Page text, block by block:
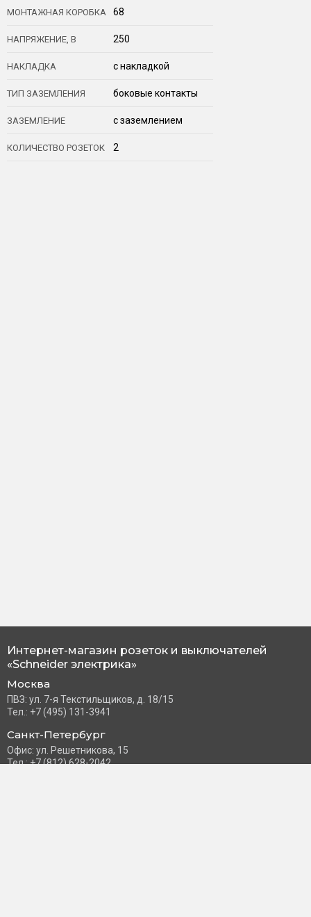
МОНТАЖНАЯ КОРОБКА 68
НАПРЯЖЕНИЕ, В 250
НАКЛАДКА с накладкой
ТИП ЗАЗЕМЛЕНИЯ боковые контакты
ЗАЗЕМЛЕНИЕ с заземлением
КОЛИЧЕСТВО РОЗЕТОК 2
Интернет-магазин розеток и выключателей
«Schneider электрика»
Москва
ПВЗ: ул. 7-я Текстильщиков, д. 18/15
Тел.: +7 (495) 131-3941
Санкт-Петербург
Офис: ул. Решетникова, 15
Тел.: +7 (812) 628-2042